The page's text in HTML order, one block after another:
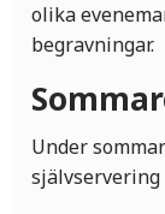
olika
begravningar.
Under
självservering